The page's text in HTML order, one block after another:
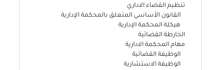
تنظيم القضاء الاداري
القانون الأساسي المتعلق بالمحكمة الإدارية
هيكلة المحكمة الإدارية
الخارطة القضائية
مهام المحكمة الادارية
الوظيفة القضائية
الوظيفة الاستشارية